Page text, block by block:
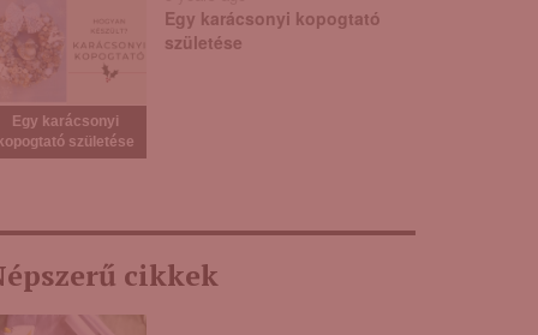
Egy karácsonyi
születése
Egy karácsonyi kopogtató
születése
cikkek